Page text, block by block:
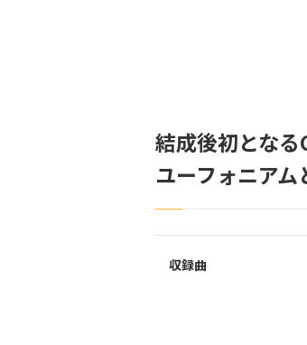
結成後初となる
ユーフォニア
収録曲